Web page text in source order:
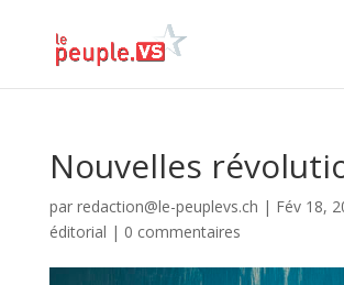
Nouvelles
par redaction@le-peuplevs.ch | Fév 18,
éditorial | 0 commentaires